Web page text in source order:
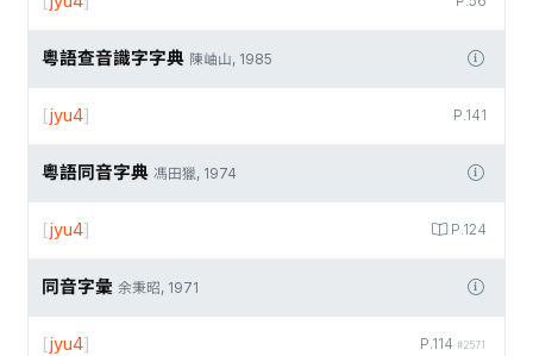
粵語查音識字字典 陳岫山, 1985
P.141
[jyu4]
粵語同音字典 馮田獵, 1974
P.124
[jyu4]
同音字彙 余秉昭, 1971
P.114 #2571
[jyu4]